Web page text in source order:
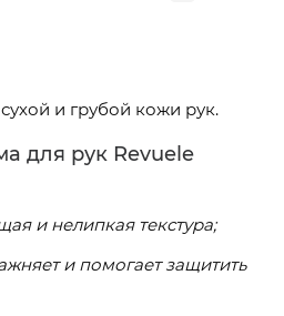
и грубой кожи рук.
для рук Revuele
и нелипкая текстура;
и помогает защитить